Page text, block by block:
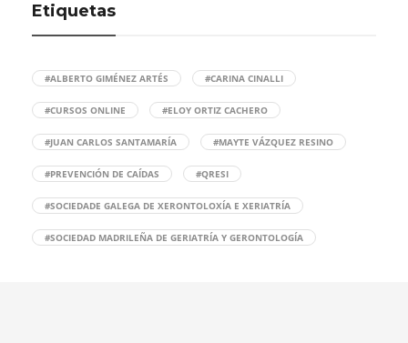
Etiquetas
#ALBERTO GIMÉNEZ ARTÉS #CARINA CINALLI
#CURSOS ONLINE #ELOY ORTIZ CACHERO
#JUAN CARLOS SANTAMARÍA #MAYTE VÁZQUEZ RESINO
#PREVENCIÓN DE CAÍDAS #QRESI
#SOCIEDADE GALEGA DE XERONTOLOXÍA E XERIATRÍA
#SOCIEDAD MADRILEÑA DE GERIATRÍA Y GERONTOLOGÍA